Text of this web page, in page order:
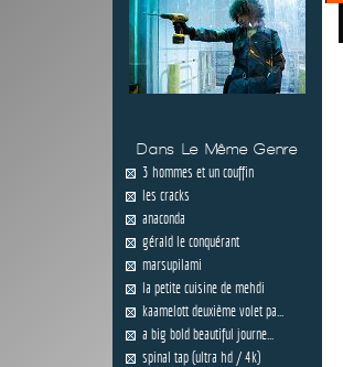
Dans Le Même Genre
3 hommes et un couffin
les cracks
anaconda
gérald le conquérant
marsupilami
la petite cuisine de mehdi
kaamelott deuxième volet pa...
a big bold beautiful journe...
spinal tap (ultra hd / 4k)